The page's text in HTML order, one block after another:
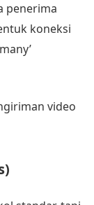
penerima
koneksi
video